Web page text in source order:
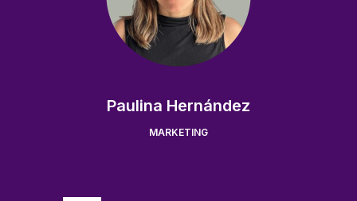
Paulina Hernández
MARKETING